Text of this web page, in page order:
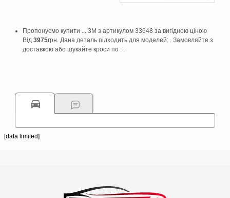
Пропонуємо купити ... 3M з артикулом 33648 за вигідною ціною
Від 3975грн. Дана деталь підходить для моделей: . Замовляйте з
доставкою або шукайте кроси по : .
[data limited]